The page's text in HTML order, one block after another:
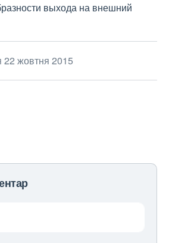
выхода на внешний
22 жовтня 2015